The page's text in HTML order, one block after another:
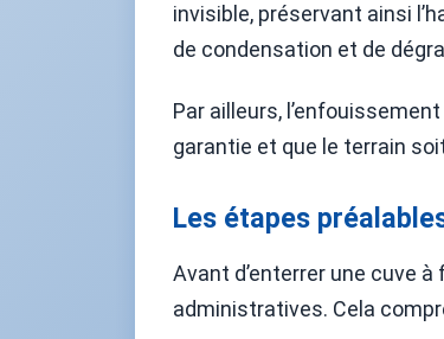
invisible, préservant ainsi
de condensation et de
Par ailleurs,
garantie et que le terrain
Les étapes
Avant d’enterrer une cuve
administratives. Cela